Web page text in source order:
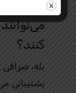
کنند؟
پشتیبانی